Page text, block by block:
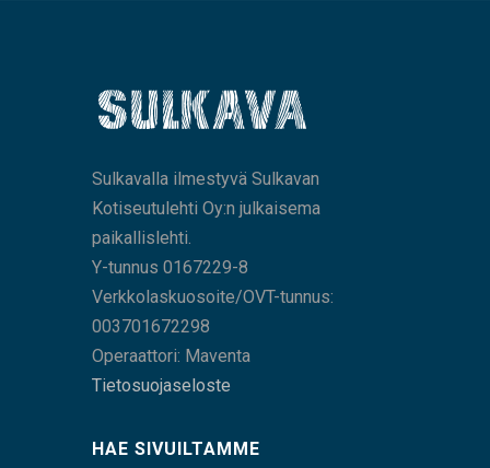
Sulkavalla ilmestyvä Sulkavan
Kotiseutulehti Oy:n julkaisema
paikallislehti.
Y-tunnus 0167229-8
Verkkolaskuosoite/OVT-tunnus:
003701672298
Operaattori: Maventa
Tietosuojaseloste
HAE SIVUILTAMME